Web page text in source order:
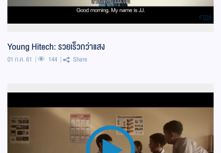
Young Hitech: รวยเร็วกว่าแสง
01 ก.ค. 61 144 Share